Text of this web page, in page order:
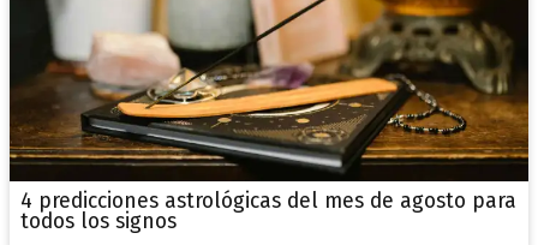
4 predicciones astrológicas del mes de agosto para
todos los signos